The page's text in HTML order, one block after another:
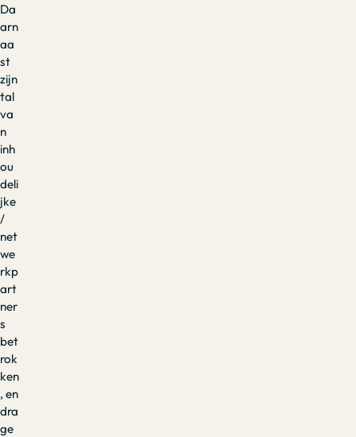
Da
arn
aa
st
zijn
tal
va
n
inh
ou
deli
jke
/
net
we
rkp
art
ner
s
bet
rok
ken
, en
dra
ge